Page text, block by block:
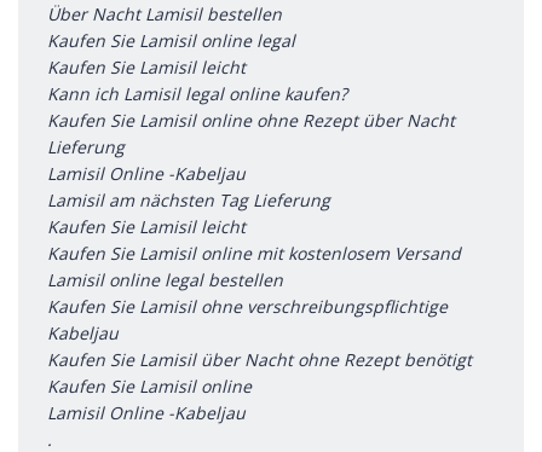
Über Nacht Lamisil bestellen
Kaufen Sie Lamisil online legal
Kaufen Sie Lamisil leicht
Kann ich Lamisil legal online kaufen?
Kaufen Sie Lamisil online ohne Rezept über Nacht
Lieferung
Lamisil Online -Kabeljau
Lamisil am nächsten Tag Lieferung
Kaufen Sie Lamisil leicht
Kaufen Sie Lamisil online mit kostenlosem Versand
Lamisil online legal bestellen
Kaufen Sie Lamisil ohne verschreibungspflichtige
Kabeljau
Kaufen Sie Lamisil über Nacht ohne Rezept benötigt
Kaufen Sie Lamisil online
Lamisil Online -Kabeljau
.